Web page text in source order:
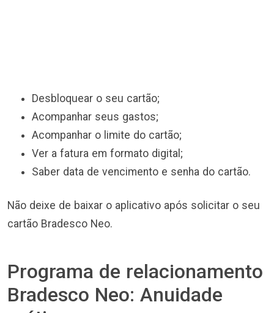
Desbloquear o seu cartão;
Acompanhar seus gastos;
Acompanhar o limite do cartão;
Ver a fatura em formato digital;
Saber data de vencimento e senha do cartão.
Não deixe de baixar o aplicativo após solicitar o seu
cartão Bradesco Neo.
Programa de relacionamento
Bradesco Neo: Anuidade